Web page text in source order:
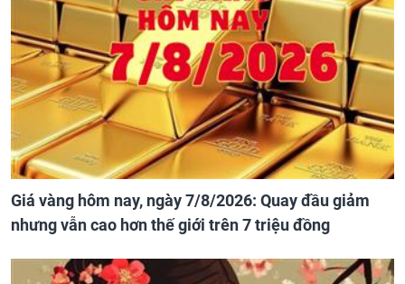
Giá vàng hôm nay, ngày 7/8/2026: Quay đầu giảm
nhưng vẫn cao hơn thế giới trên 7 triệu đồng